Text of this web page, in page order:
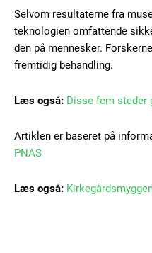
Selvom resultaterne fra
teknologien omfattende
den på mennesker.
fremtidig behandling.
Læs også: Disse fem steder
Artiklen er baseret på
PNAS
Læs også: